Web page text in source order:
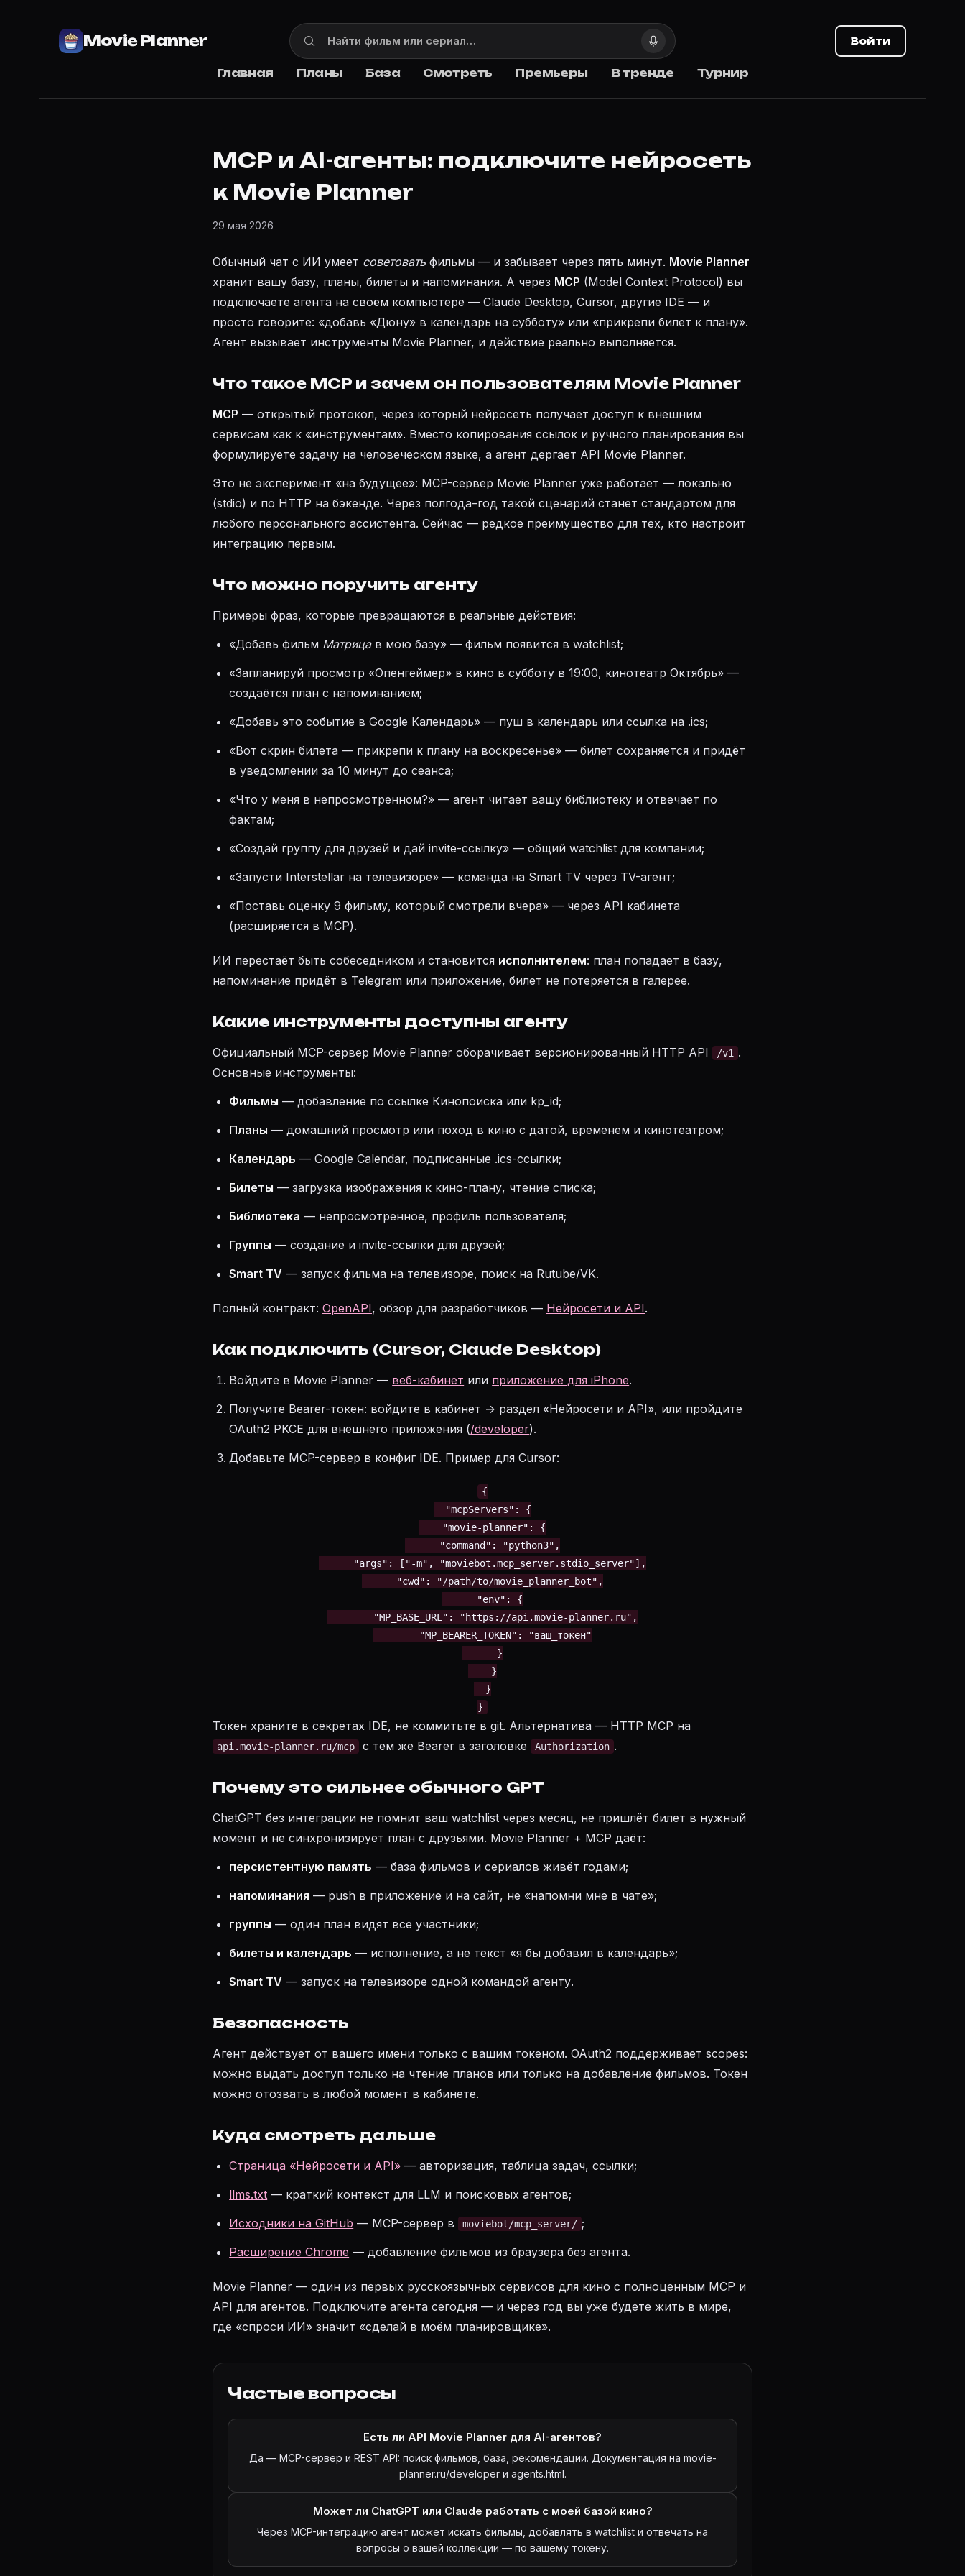
Movie Planner Войти
Главная Планы База Смотреть Премьеры В тренде Турнир
MCP и AI-агенты: подключите нейросеть
к Movie Planner
29 мая 2026
Обычный чат с ИИ умеет советовать фильмы — и забывает через пять минут. Movie Planner
хранит вашу базу, планы, билеты и напоминания. А через MCP (Model Context Protocol) вы
подключаете агента на своём компьютере — Claude Desktop, Cursor, другие IDE — и
просто говорите: «добавь «Дюну» в календарь на субботу» или «прикрепи билет к плану».
Агент вызывает инструменты Movie Planner, и действие реально выполняется.
Что такое MCP и зачем он пользователям Movie Planner
MCP — открытый протокол, через который нейросеть получает доступ к внешним
сервисам как к «инструментам». Вместо копирования ссылок и ручного планирования вы
формулируете задачу на человеческом языке, а агент дергает API Movie Planner.
Это не эксперимент «на будущее»: MCP-сервер Movie Planner уже работает — локально
(stdio) и по HTTP на бэкенде. Через полгода–год такой сценарий станет стандартом для
любого персонального ассистента. Сейчас — редкое преимущество для тех, кто настроит
интеграцию первым.
Что можно поручить агенту
Примеры фраз, которые превращаются в реальные действия:
«Добавь фильм Матрицав мою базу» — фильм появится в watchlist;
«Запланируй просмотр «Опенгеймер» в кино в субботу в 19:00, кинотеатр Октябрь» —
создаётся план с напоминанием;
«Добавь это событие в Google Календарь» — пуш в календарь или ссылка на .ics;
«Вот скрин билета — прикрепи к плану на воскресенье» — билет сохраняется и придёт
в уведомлении за 10 минут до сеанса;
«Что у меня в непросмотренном?» — агент читает вашу библиотеку и отвечает по
фактам;
«Создай группу для друзей и дай invite-ссылку» — общий watchlist для компании;
«Запусти Interstellar на телевизоре» — команда на Smart TV через TV-агент;
«Поставь оценку 9 фильму, который смотрели вчера» — через API кабинета
(расширяется в MCP).
ИИ перестаёт быть собеседником и становится исполнителем: план попадает в базу,
напоминание придёт в Telegram или приложение, билет не потеряется в галерее.
Какие инструменты доступны агенту
Официальный MCP-сервер Movie Planner оборачивает версионированный HTTP API /v1 .
Основные инструменты:
Фильмы — добавление по ссылке Кинопоиска или kp_id;
Планы — домашний просмотр или поход в кино с датой, временем и кинотеатром;
Календарь — Google Calendar, подписанные .ics-ссылки;
Билеты — загрузка изображения к кино-плану, чтение списка;
Библиотека — непросмотренное, профиль пользователя;
Группы — создание и invite-ссылки для друзей;
Smart TV — запуск фильма на телевизоре, поиск на Rutube/VK.
Полный контракт: OpenAPI, обзор для разработчиков — Нейросети и API.
Как подключить (Cursor, Claude Desktop)
Войдите в Movie Planner — веб-кабинет или приложение для iPhone.
Получите Bearer-токен: войдите в кабинет → раздел «Нейросети и API», или пройдите
OAuth2 PKCE для внешнего приложения (/developer).
Добавьте MCP-сервер в конфиг IDE. Пример для Cursor:
{
  "mcpServers": {
    "movie-planner": {
      "command": "python3",
      "args": ["-m", "moviebot.mcp_server.stdio_server"],
      "cwd": "/path/to/movie_planner_bot",
      "env": {
        "MP_BASE_URL": "https://api.movie-planner.ru",
        "MP_BEARER_TOKEN": "ваш_токен"
      }
    }
  }
}
Токен храните в секретах IDE, не коммитьте в git. Альтернатива — HTTP MCP на
api.movie-planner.ru/mcp с тем же Bearer в заголовке Authorization .
Почему это сильнее обычного GPT
ChatGPT без интеграции не помнит ваш watchlist через месяц, не пришлёт билет в нужный
момент и не синхронизирует план с друзьями. Movie Planner + MCP даёт:
персистентную память — база фильмов и сериалов живёт годами;
напоминания — push в приложение и на сайт, не «напомни мне в чате»;
группы — один план видят все участники;
билеты и календарь — исполнение, а не текст «я бы добавил в календарь»;
Smart TV — запуск на телевизоре одной командой агенту.
Безопасность
Агент действует от вашего имени только с вашим токеном. OAuth2 поддерживает scopes:
можно выдать доступ только на чтение планов или только на добавление фильмов. Токен
можно отозвать в любой момент в кабинете.
Куда смотреть дальше
Страница «Нейросети и API» — авторизация, таблица задач, ссылки;
llms.txt — краткий контекст для LLM и поисковых агентов;
Исходники на GitHub — MCP-сервер в moviebot/mcp_server/ ;
Расширение Chrome — добавление фильмов из браузера без агента.
Movie Planner — один из первых русскоязычных сервисов для кино с полноценным MCP и
API для агентов. Подключите агента сегодня — и через год вы уже будете жить в мире,
где «спроси ИИ» значит «сделай в моём планировщике».
Частые вопросы
Есть ли API Movie Planner для AI-агентов?
Да — MCP-сервер и REST API: поиск фильмов, база, рекомендации. Документация на movie-
planner.ru/developer и agents.html.
Может ли ChatGPT или Claude работать с моей базой кино?
Через MCP-интеграцию агент может искать фильмы, добавлять в watchlist и отвечать на
вопросы о вашей коллекции — по вашему токену.